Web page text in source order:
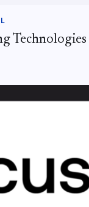
Technologies